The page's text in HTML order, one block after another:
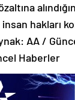
hakları
AA /
Haberler